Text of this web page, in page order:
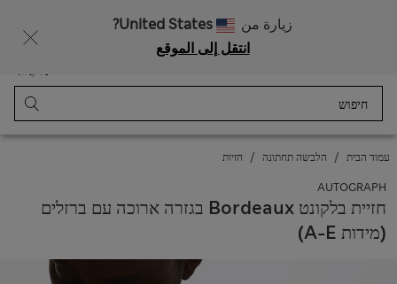
زيارة من
United States?
انتقل إلى الموقع
סל קניות
עמוד הבית הלבשה תחתונה חזיות
AUTOGRAPH
חזיית בלקונט Bordeaux בגזרה ארוכה עם ברזלים
(מידות A-E)